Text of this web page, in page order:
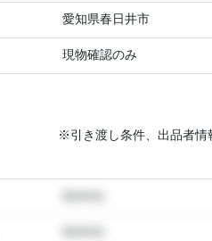
愛知県春日井市
現物確認のみ
※引き渡し条件、出品者情